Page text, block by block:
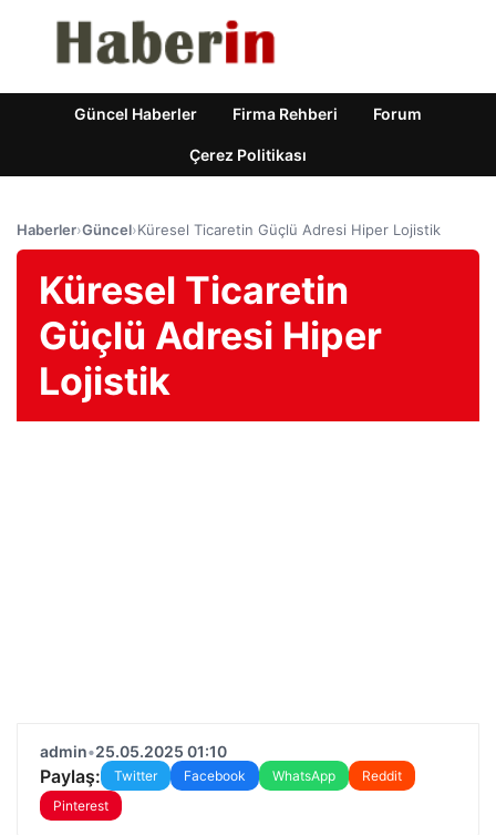
Güncel Haberler Firma Rehberi Forum
Çerez Politikası
Haberler›Güncel›Küresel Ticaretin Güçlü Adresi Hiper Lojistik
Küresel Ticaretin
Güçlü Adresi Hiper
Lojistik
admin•25.05.2025 01:10
Paylaş: Twitter Facebook WhatsApp
Reddit
Pinterest